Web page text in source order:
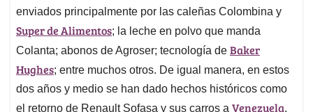
enviados principalmente por las caleñas Colombina y
Super de Alimentos; la leche en polvo que manda
Colanta; abonos de Agroser; tecnología de Baker
Hughes; entre muchos otros. De igual manera, en estos
dos años y medio se han dado hechos históricos como
el retorno de Renault Sofasa y sus carros a Venezuela.